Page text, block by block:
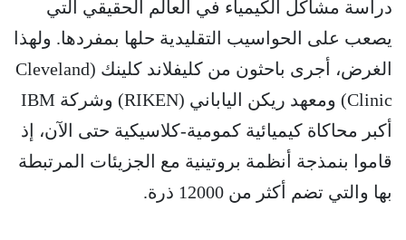
دراسة مشاكل الكيمياء في العالم الحقيقي التي
يصعب على الحواسيب التقليدية حلها بمفردها. ولهذا
الغرض، أجرى باحثون من كليفلاند كلينك (Cleveland
Clinic) ومعهد ريكن الياباني (RIKEN) وشركة IBM
أكبر محاكاة كيميائية كمومية-كلاسيكية حتى الآن، إذ
قاموا بنمذجة أنظمة بروتينية مع الجزيئات المرتبطة
بها والتي تضم أكثر من 12000 ذرة.